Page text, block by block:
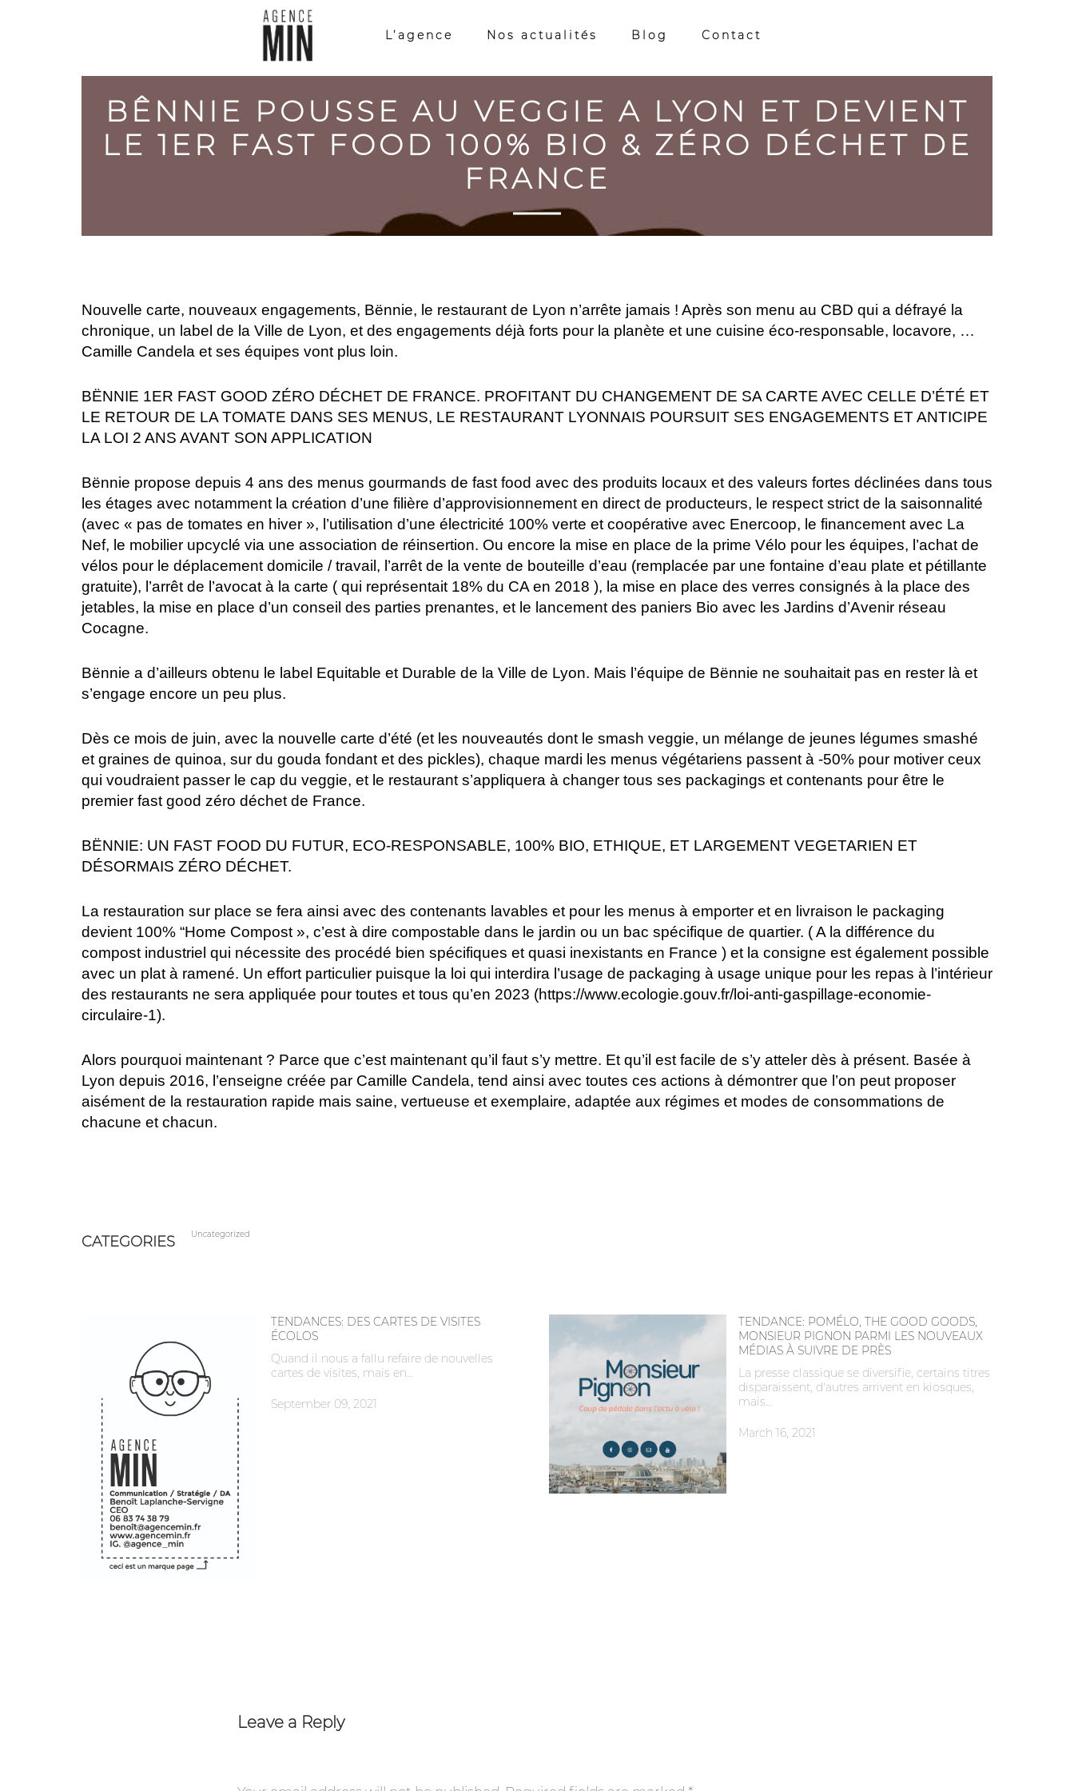
L’agence Nos actualités Blog Contact
BÊNNIE POUSSE AU VEGGIE A LYON ET DEVIENT
LE 1ER FAST FOOD 100% BIO & ZÉRO DÉCHET DE
FRANCE
Nouvelle carte, nouveaux engagements, Bënnie, le restaurant de Lyon n’arrête jamais ! Après son menu au CBD qui a défrayé la
chronique, un label de la Ville de Lyon, et des engagements déjà forts pour la planète et une cuisine éco-responsable, locavore, …
Camille Candela et ses équipes vont plus loin.
BËNNIE 1ER FAST GOOD ZÉRO DÉCHET DE FRANCE. PROFITANT DU CHANGEMENT DE SA CARTE AVEC CELLE D’ÉTÉ ET
LE RETOUR DE LA TOMATE DANS SES MENUS, LE RESTAURANT LYONNAIS POURSUIT SES ENGAGEMENTS ET ANTICIPE
LA LOI 2 ANS AVANT SON APPLICATION
Bënnie propose depuis 4 ans des menus gourmands de fast food avec des produits locaux et des valeurs fortes déclinées dans tous
les étages avec notamment la création d’une filière d’approvisionnement en direct de producteurs, le respect strict de la saisonnalité
(avec « pas de tomates en hiver », l’utilisation d’une électricité 100% verte et coopérative avec Enercoop, le financement avec La
Nef, le mobilier upcyclé via une association de réinsertion. Ou encore la mise en place de la prime Vélo pour les équipes, l’achat de
vélos pour le déplacement domicile / travail, l’arrêt de la vente de bouteille d’eau (remplacée par une fontaine d’eau plate et pétillante
gratuite), l’arrêt de l’avocat à la carte ( qui représentait 18% du CA en 2018 ), la mise en place des verres consignés à la place des
jetables, la mise en place d’un conseil des parties prenantes, et le lancement des paniers Bio avec les Jardins d’Avenir réseau
Cocagne.
Bënnie a d’ailleurs obtenu le label Equitable et Durable de la Ville de Lyon. Mais l’équipe de Bënnie ne souhaitait pas en rester là et
s’engage encore un peu plus.
Dès ce mois de juin, avec la nouvelle carte d’été (et les nouveautés dont le smash veggie, un mélange de jeunes légumes smashé
et graines de quinoa, sur du gouda fondant et des pickles), chaque mardi les menus végétariens passent à -50% pour motiver ceux
qui voudraient passer le cap du veggie, et le restaurant s’appliquera à changer tous ses packagings et contenants pour être le
premier fast good zéro déchet de France.
BËNNIE: UN FAST FOOD DU FUTUR, ECO-RESPONSABLE, 100% BIO, ETHIQUE, ET LARGEMENT VEGETARIEN ET
DÉSORMAIS ZÉRO DÉCHET.
La restauration sur place se fera ainsi avec des contenants lavables et pour les menus à emporter et en livraison le packaging
devient 100% “Home Compost », c’est à dire compostable dans le jardin ou un bac spécifique de quartier. ( A la différence du
compost industriel qui nécessite des procédé bien spécifiques et quasi inexistants en France ) et la consigne est également possible
avec un plat à ramené. Un effort particulier puisque la loi qui interdira l’usage de packaging à usage unique pour les repas à l’intérieur
des restaurants ne sera appliquée pour toutes et tous qu’en 2023 (https://www.ecologie.gouv.fr/loi-anti-gaspillage-economie-
circulaire-1).
Alors pourquoi maintenant ? Parce que c’est maintenant qu’il faut s’y mettre. Et qu’il est facile de s’y atteler dès à présent. Basée à
Lyon depuis 2016, l’enseigne créée par Camille Candela, tend ainsi avec toutes ces actions à démontrer que l’on peut proposer
aisément de la restauration rapide mais saine, vertueuse et exemplaire, adaptée aux régimes et modes de consommations de
chacune et chacun.
CATEGORIES Uncategorized
TENDANCES: DES CARTES DE VISITES
ÉCOLOS
Quand il nous a fallu refaire de nouvelles
cartes de visites, mais en…
September 09, 2021
TENDANCE: POMÉLO, THE GOOD GOODS,
MONSIEUR PIGNON PARMI LES NOUVEAUX
MÉDIAS À SUIVRE DE PRÈS
La presse classique se diversifie, certains titres
disparaissent, d'autres arrivent en kiosques,
mais…
March 16, 2021
Leave a Reply